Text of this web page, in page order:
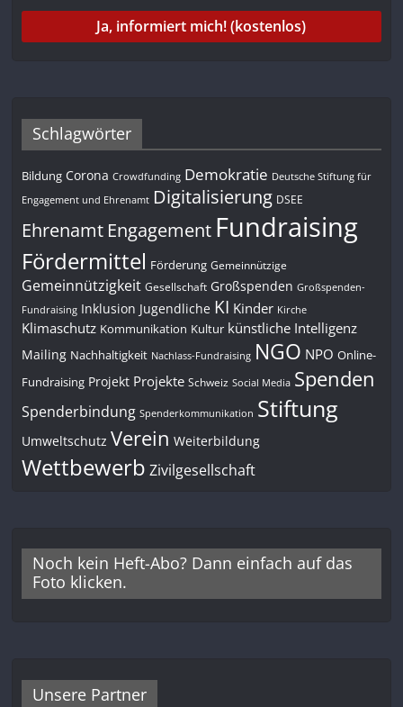
Schlagwörter
Bildung Corona Crowdfunding Demokratie Deutsche Stiftung für
Engagement und Ehrenamt Digitalisierung DSEE
Ehrenamt Engagement Fundraising
Fördermittel Förderung Gemeinnützige
Gemeinnützigkeit Gesellschaft Großspenden Großspenden-
Fundraising Inklusion Jugendliche KI Kinder Kirche
Klimaschutz Kommunikation Kultur künstliche Intelligenz
Mailing Nachhaltigkeit Nachlass-Fundraising NGO NPO Online-
Fundraising Projekt Projekte Schweiz Social Media Spenden
Spenderbindung Spenderkommunikation Stiftung
Umweltschutz Verein Weiterbildung
Wettbewerb Zivilgesellschaft
Noch kein Heft-Abo? Dann einfach auf das
Foto klicken.
Unsere Partner